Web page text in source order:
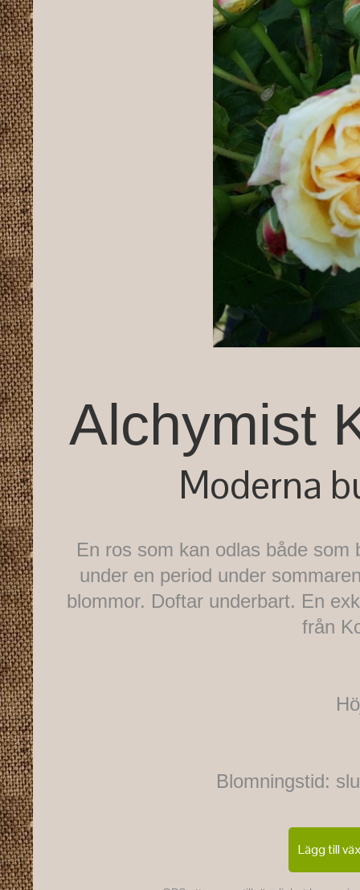
Alchymist
Moderna
En ros som kan odlas både
under en period under
blommor. Doftar underbart. En
från
Blomningstid:
Lägg till